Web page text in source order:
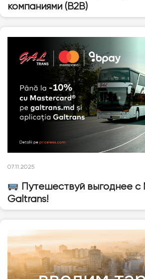
компаниями (B2B)
07.11.2025
Путешествуй выгоднее с
Galtrans!